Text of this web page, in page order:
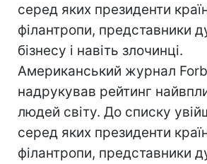
серед яких президенти
філантропи, представники
бізнесу і навіть злочинці.
Американський журнал
надрукував рейтинг
людей світу. До списку
серед яких президенти
філантропи, представники